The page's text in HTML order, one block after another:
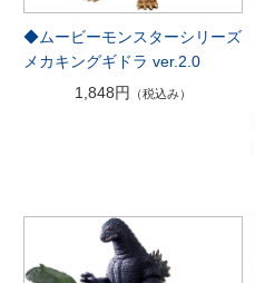
◆ムービーモンスターシリーズ
メカキングギドラ ver.2.0
1,848円
（税込み）